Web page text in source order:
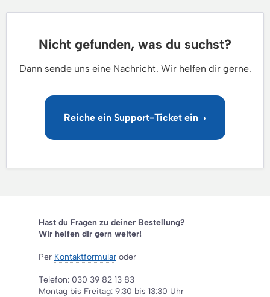
Hast du Fragen zu deiner Bestellung?
Wir helfen dir gern weiter!
Per Kontaktformular oder
Telefon: 030 39 82 13 83
Montag bis Freitag: 9:30 bis 13:30 Uhr